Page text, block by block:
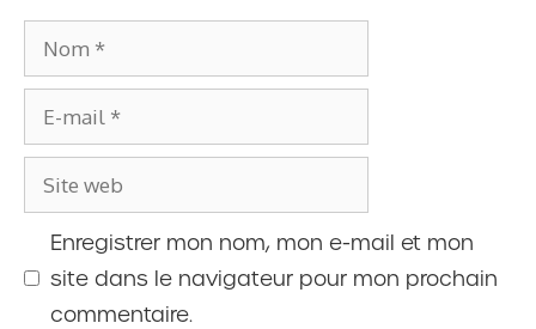
Nom
mail
Site
web
Enregistrer mon nom, mon e-mail et mon
site dans le navigateur pour mon prochain
commentaire.